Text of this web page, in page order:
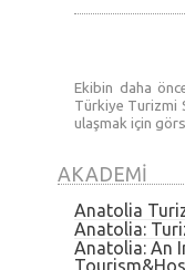
Ekibin daha
Türkiye Turizmi
ulaşmak için
AKADEMI
Anatolia
Anatolia:
Anatolia: An